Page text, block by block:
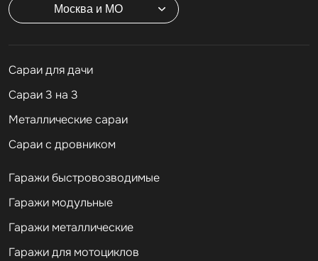
Москва и МО
Cараи для дачи
Сараи 3 на 3
Металлические сараи
Сараи с дровником
Гаражи быстровозводимые
Гаражи модульные
Гаражи металлические
Гаражи для мотоциклов